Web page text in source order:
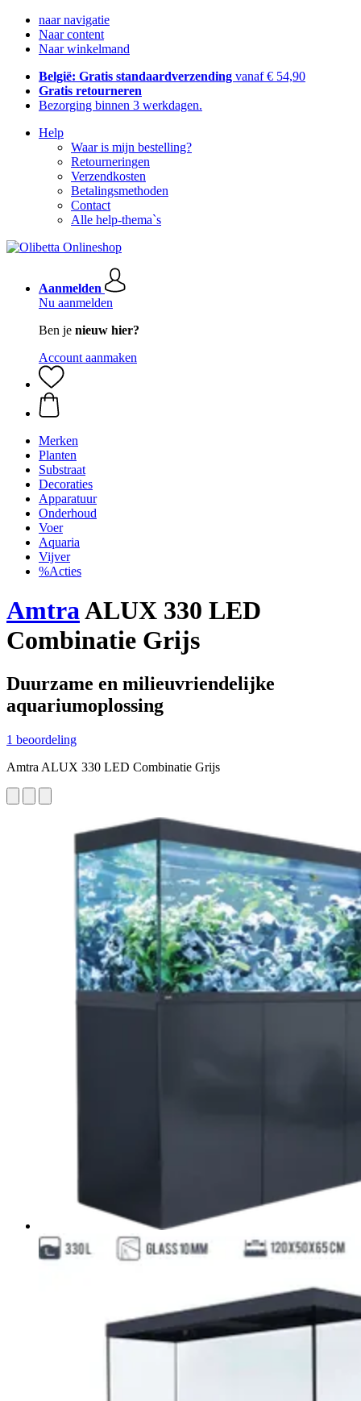
naar navigatie
Naar content
Naar winkelmand
België: Gratis standaardverzending vanaf € 54,90
Gratis retourneren
Bezorging binnen 3 werkdagen.
Help
Waar is mijn bestelling?
Retourneringen
Verzendkosten
Betalingsmethoden
Contact
Alle help-thema`s
Aanmelden
Nu aanmelden
Ben je nieuw hier?
Account aanmaken
Merken
Planten
Substraat
Decoraties
Apparatuur
Onderhoud
Voer
Aquaria
Vijver
%Acties
AmtraALUX 330 LED
Combinatie Grijs
Duurzame en milieuvriendelijke
aquariumoplossing
1 beoordeling
Amtra ALUX 330 LED Combinatie Grijs